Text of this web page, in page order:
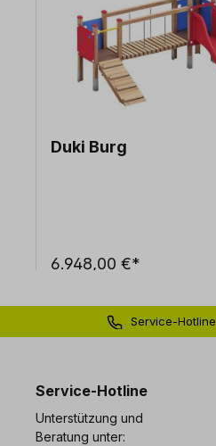
Duki Burg
6.948,00 €*
Service-Hotline
Service-Hotline
Unterstützung und
Beratung unter: